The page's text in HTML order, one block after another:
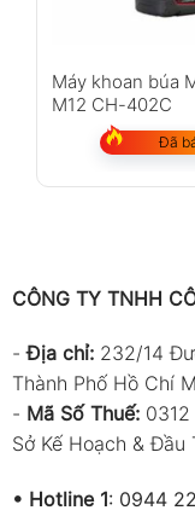
Máy khoan búa
M12 CH-402C
Đã
CÔNG TY TNHH
-Địa chỉ: 232/14
Thành Phố Hồ Chí
- Mã Số Thuế:
Sở Kế Hoạch & Đầu
• Hotline 1: 0944